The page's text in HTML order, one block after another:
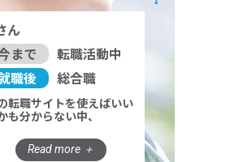
ん
まで
転職活動中
職後
総合職
転職サイトを使えばいい
も分からない中、